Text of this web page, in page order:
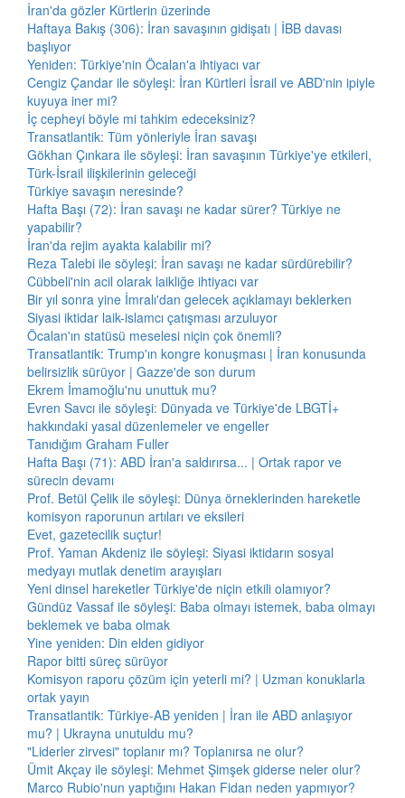
İran'da gözler Kürtlerin üzerinde
Haftaya Bakış (306): İran savaşının gidişatı | İBB davası
başlıyor
Yeniden: Türkiye'nin Öcalan'a ihtiyacı var
Cengiz Çandar ile söyleşi: İran Kürtleri İsrail ve ABD'nin ipiyle
kuyuya iner mi?
İç cepheyi böyle mi tahkim edeceksiniz?
Transatlantik: Tüm yönleriyle İran savaşı
Gökhan Çınkara ile söyleşi: İran savaşının Türkiye'ye etkileri,
Türk-İsrail ilişkilerinin geleceği
Türkiye savaşın neresinde?
Hafta Başı (72): İran savaşı ne kadar sürer? Türkiye ne
yapabilir?
İran'da rejim ayakta kalabilir mi?
Reza Talebi ile söyleşi: İran savaşı ne kadar sürdürebilir?
Cübbeli'nin acil olarak laikliğe ihtiyacı var
Bir yıl sonra yine İmralı'dan gelecek açıklamayı beklerken
Siyasi iktidar laik-islamcı çatışması arzuluyor
Öcalan'ın statüsü meselesi niçin çok önemli?
Transatlantik: Trump'ın kongre konuşması | İran konusunda
belirsizlik sürüyor | Gazze'de son durum
Ekrem İmamoğlu'nu unuttuk mu?
Evren Savcı ile söyleşi: Dünyada ve Türkiye'de LBGTİ+
hakkındaki yasal düzenlemeler ve engeller
Tanıdığım Graham Fuller
Hafta Başı (71): ABD İran'a saldırırsa... | Ortak rapor ve
sürecin devamı
Prof. Betül Çelik ile söyleşi: Dünya örneklerinden hareketle
komisyon raporunun artıları ve eksileri
Evet, gazetecilik suçtur!
Prof. Yaman Akdeniz ile söyleşi: Siyasi iktidarın sosyal
medyayı mutlak denetim arayışları
Yeni dinsel hareketler Türkiye'de niçin etkili olamıyor?
Gündüz Vassaf ile söyleşi: Baba olmayı istemek, baba olmayı
beklemek ve baba olmak
Yine yeniden: Din elden gidiyor
Rapor bitti süreç sürüyor
Komisyon raporu çözüm için yeterli mi? | Uzman konuklarla
ortak yayın
Transatlantik: Türkiye-AB yeniden | İran ile ABD anlaşıyor
mu? | Ukrayna unutuldu mu?
"Liderler zirvesi" toplanır mı? Toplanırsa ne olur?
Ümit Akçay ile söyleşi: Mehmet Şimşek giderse neler olur?
Marco Rubio'nun yaptığını Hakan Fidan neden yapmıyor?